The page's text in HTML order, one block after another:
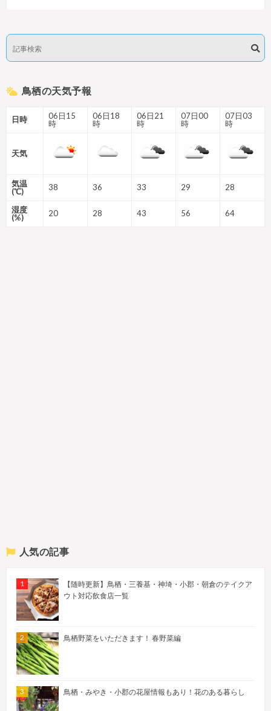
鳥栖の天気予報
日時
06日15
時
06日18
時
06日21
時
07日00
時
07日03
時
天気
気温
(℃)
38 36 33 29 28
湿度
(%)
20 28 43 56 64
人気の記事
【随時更新】鳥栖・三養基・神埼・小郡・朝倉のテイクア
ウト対応飲食店一覧
鳥栖野菜をいただきます！ 春野菜編
鳥栖・みやき・小郡の花屋情報もあり！花のある暮らし